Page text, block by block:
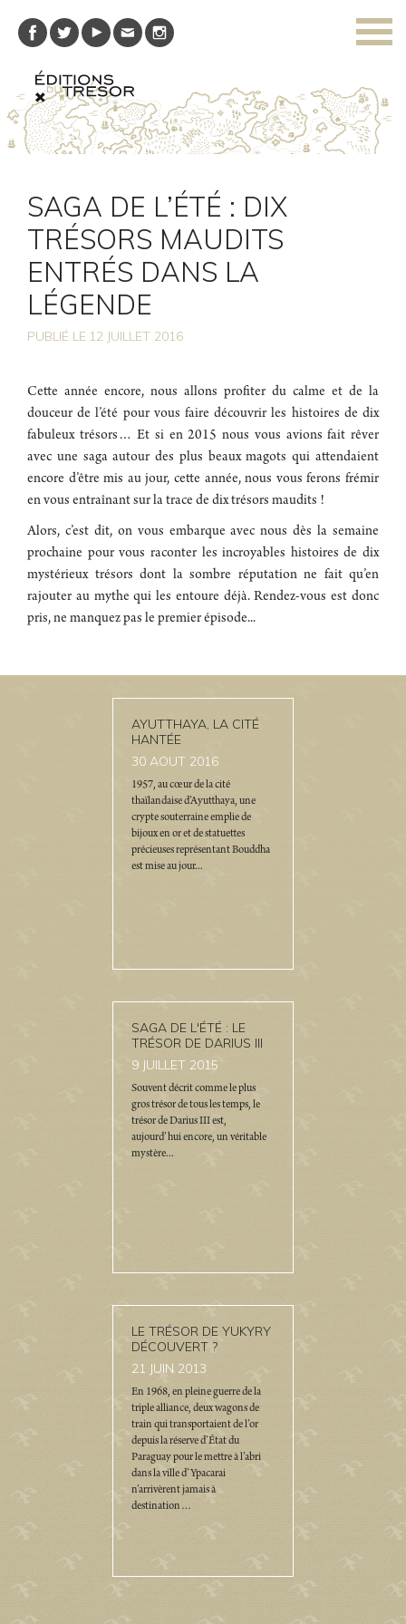
SAGA DE L’ÉTÉ : DIX
TRÉSORS MAUDITS
ENTRÉS DANS LA
LÉGENDE
PUBLIÉ LE 12 JUILLET 2016
Cette année encore, nous allons profiter du calme et de la
douceur de l’été pour vous faire découvrir les histoires de dix
fabuleux trésors… Et si en 2015 nous vous avions fait rêver
avec une saga autour des plus beaux magots qui attendaient
encore d’être mis au jour, cette année, nous vous ferons frémir
en vous entraînant sur la trace de dix trésors maudits !
Alors, c’est dit, on vous embarque avec nous dès la semaine
prochaine pour vous raconter les incroyables histoires de dix
mystérieux trésors dont la sombre réputation ne fait qu’en
rajouter au mythe qui les entoure déjà. Rendez-vous est donc
pris, ne manquez pas le premier épisode...
AYUTTHAYA, LA CITÉ
HANTÉE
30 AOUT 2016
1957, au cœur de la cité
thaïlandaise d’Ayutthaya, une
crypte souterraine emplie de
bijoux en or et de statuettes
précieuses représentant Bouddha
est mise au jour...
SAGA DE L'ÉTÉ : LE
TRÉSOR DE DARIUS III
9 JUILLET 2015
Souvent décrit comme le plus
gros trésor de tous les temps, le
trésor de Darius III est,
aujourd’hui encore, un véritable
mystère...
LE TRÉSOR DE YUKYRY
DÉCOUVERT ?
21 JUIN 2013
En 1968, en pleine guerre de la
triple alliance, deux wagons de
train qui transportaient de l’or
depuis la réserve d’État du
Paraguay pour le mettre à l’abri
dans la ville d’Ypacarai
n’arrivèrent jamais à
destination…